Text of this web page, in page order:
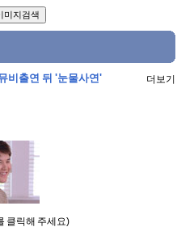
비출연 뒤 '눈물사연' 더보기
클릭해 주세요)